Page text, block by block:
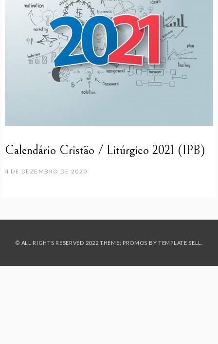
Calendário Cristão / Litúrgico 2021 (IPB)
4 DE DEZEMBRO DE 2020
© ALL RIGHTS RESERVED 2022 THEME: PROMOS BY TEMPLATE SELL